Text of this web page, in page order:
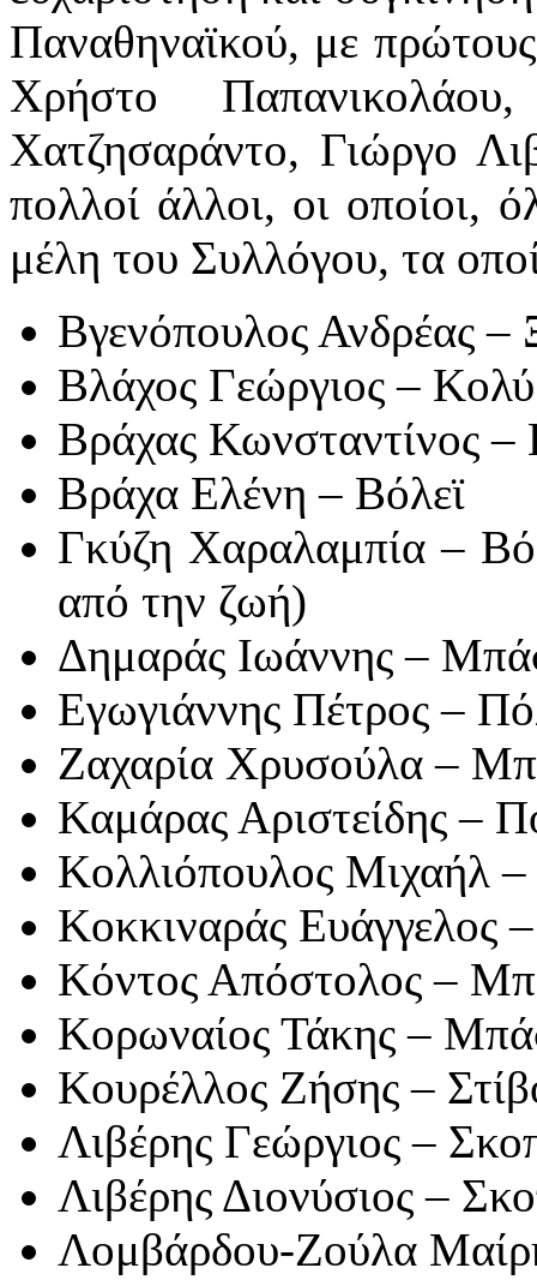
Παναθηναϊκού, με
Χρήστο
Χατζησαράντο, Γιώργο
πολλοί άλλοι, οι οποίοι,
μέλη του Συλλόγου, τα
Βγενόπουλος Ανδρέας –
Βλάχος Γεώργιος –
Βράχας Κωνσταντίνος
Βράχα Ελένη – Βόλεϊ
Γκύζη Χαραλαμπία –
από την ζωή)
Δημαράς Ιωάννης –
Εγωγιάννης Πέτρος –
Ζαχαρία Χρυσούλα –
Καμάρας Αριστείδης –
Κολλιόπουλος Μιχαήλ –
Κοκκιναράς Ευάγγελος
Κόντος Απόστολος –
Κορωναίος Τάκης –
Κουρέλλος Ζήσης –
Λιβέρης Γεώργιος –
Λιβέρης Διονύσιος –
Λομβάρδου-Ζούλα